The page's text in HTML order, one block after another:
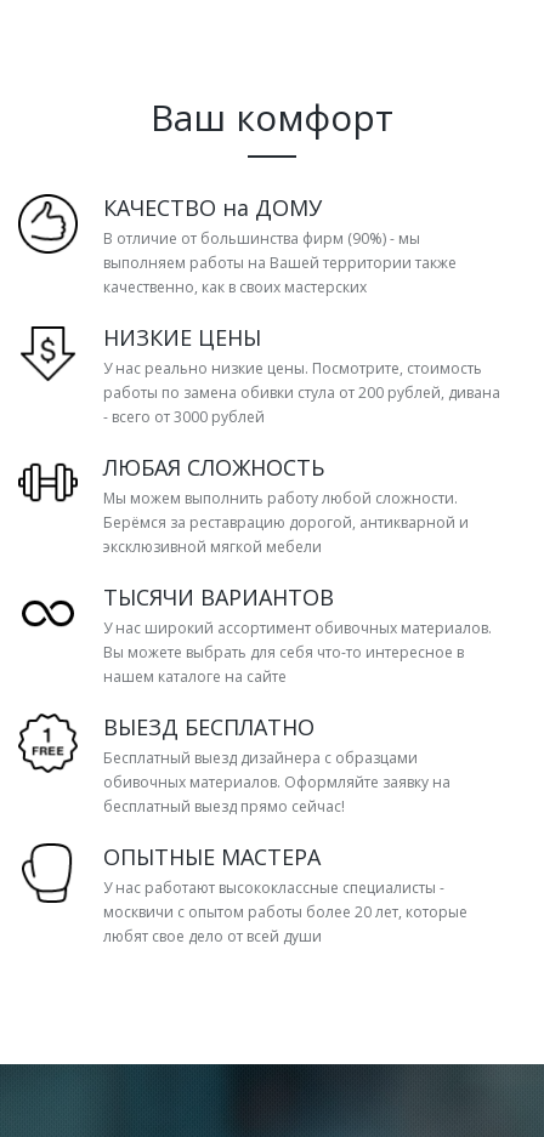
Ваш комфорт
КАЧЕСТВО на ДОМУ
В отличие от большинства фирм (90%) - мы
выполняем работы на Вашей территории также
качественно, как в своих мастерских
НИЗКИЕ ЦЕНЫ
У нас реально низкие цены. Посмотрите, стоимость
работы по замена обивки стула от 200 рублей, дивана
- всего от 3000 рублей
ЛЮБАЯ СЛОЖНОСТЬ
Мы можем выполнить работу любой сложности.
Берёмся за реставрацию дорогой, антикварной и
эксклюзивной мягкой мебели
ТЫСЯЧИ ВАРИАНТОВ
У нас широкий ассортимент обивочных материалов.
Вы можете выбрать для себя что-то интересное в
нашем каталоге на сайте
ВЫЕЗД БЕСПЛАТНО
Бесплатный выезд дизайнера с образцами
обивочных материалов. Оформляйте заявку на
бесплатный выезд прямо сейчас!
ОПЫТНЫЕ МАСТЕРА
У нас работают высококлассные специалисты -
москвичи с опытом работы более 20 лет, которые
любят свое дело от всей души